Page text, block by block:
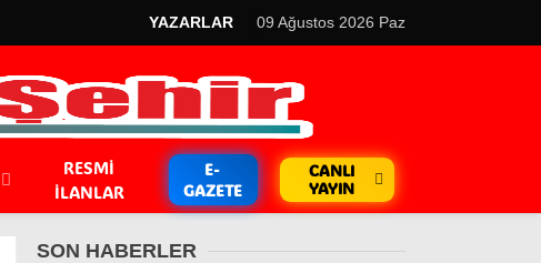
YAZARLAR 09 Ağustos 2026 Paz
RESMI
İLANLAR
E-
GAZETE
CANLI
YAYIN
SON HABERLER